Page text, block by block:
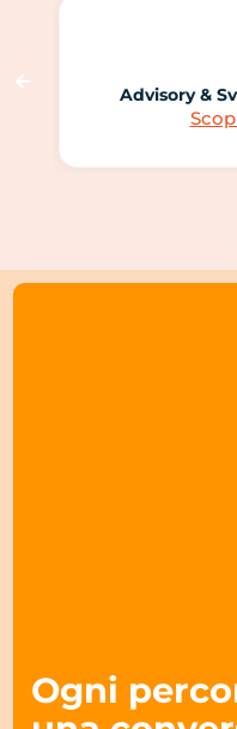
Advisory &
Ogni